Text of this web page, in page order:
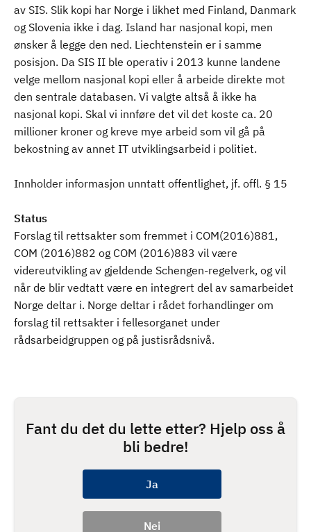
av SIS. Slik kopi har Norge i likhet med Finland, Danmark
og Slovenia ikke i dag. Island har nasjonal kopi, men
ønsker å legge den ned. Liechtenstein er i samme
posisjon. Da SIS II ble operativ i 2013 kunne landene
velge mellom nasjonal kopi eller å arbeide direkte mot
den sentrale databasen. Vi valgte altså å ikke ha
nasjonal kopi. Skal vi innføre det vil det koste ca. 20
millioner kroner og kreve mye arbeid som vil gå på
bekostning av annet IT utviklingsarbeid i politiet.
Innholder informasjon unntatt offentlighet, jf. offl. § 15
Status
Forslag til rettsakter som fremmet i COM(2016)881,
COM (2016)882 og COM (2016)883 vil være
videreutvikling av gjeldende Schengen-regelverk, og vil
når de blir vedtatt være en integrert del av samarbeidet
Norge deltar i. Norge deltar i rådet forhandlinger om
forslag til rettsakter i fellesorganet under
rådsarbeidgruppen og på justisrådsnivå.
Fant du det du lette etter? Hjelp oss å
bli bedre!